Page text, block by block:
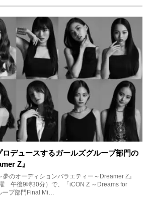
ロデュースするガールズグループ部門の
Z』
のオーディションバラエティー～Dreamer Z』
午後9時30分）で、「iCON Z ～Dreams for
ープ部門Final Mi…